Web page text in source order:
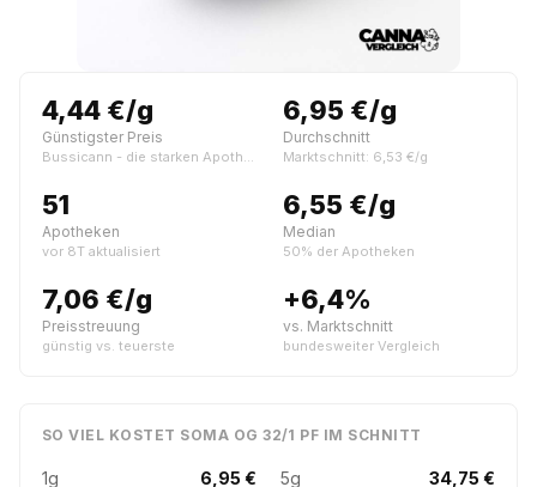
4,44 €/g
Günstigster Preis
Bussicann - die starken Apotheken
6,95 €/g
Durchschnitt
Marktschnitt: 6,53 €/g
51
Apotheken
vor 8T aktualisiert
6,55 €/g
Median
50% der Apotheken
7,06 €/g
Preisstreuung
günstig vs. teuerste
+6,4%
vs. Marktschnitt
bundesweiter Vergleich
SO VIEL KOSTET SOMA OG 32/1 PF IM SCHNITT
1g 6,95 € 5g 34,75 €